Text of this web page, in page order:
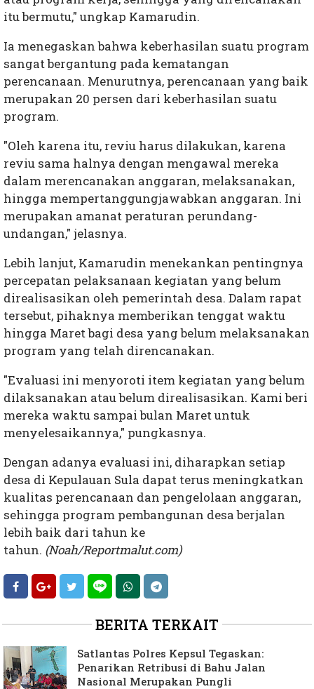
itu bermutu," ungkap Kamarudin.
Ia menegaskan bahwa keberhasilan suatu program
sangat bergantung pada kematangan
perencanaan. Menurutnya, perencanaan yang baik
merupakan 20 persen dari keberhasilan suatu
program.
"Oleh karena itu, reviu harus dilakukan, karena
reviu sama halnya dengan mengawal mereka
dalam merencanakan anggaran, melaksanakan,
hingga mempertanggungjawabkan anggaran. Ini
merupakan amanat peraturan perundang-
undangan," jelasnya.
Lebih lanjut, Kamarudin menekankan pentingnya
percepatan pelaksanaan kegiatan yang belum
direalisasikan oleh pemerintah desa. Dalam rapat
tersebut, pihaknya memberikan tenggat waktu
hingga Maret bagi desa yang belum melaksanakan
program yang telah direncanakan.
"Evaluasi ini menyoroti item kegiatan yang belum
dilaksanakan atau belum direalisasikan. Kami beri
mereka waktu sampai bulan Maret untuk
menyelesaikannya," pungkasnya.
Dengan adanya evaluasi ini, diharapkan setiap
desa di Kepulauan Sula dapat terus meningkatkan
kualitas perencanaan dan pengelolaan anggaran,
sehingga program pembangunan desa berjalan
lebih baik dari tahun ke
tahun. (Noah/Reportmalut.com)
BERITA TERKAIT
Satlantas Polres Kepsul Tegaskan:
Penarikan Retribusi di Bahu Jalan
Nasional Merupakan Pungli